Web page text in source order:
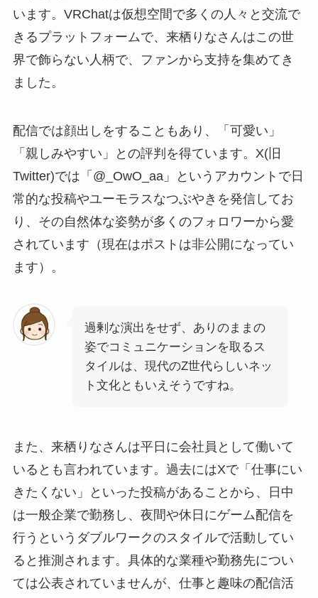
います。VRChatは仮想空間で多くの人々と交流で
きるプラットフォームで、来栖りなさんはこの世
界で飾らない人柄で、ファンから支持を集めてき
ました。
配信では顔出しをすることもあり、「可愛い」
「親しみやすい」との評判を得ています。X(旧
Twitter)では「@_OwO_aa」というアカウントで日
常的な投稿やユーモラスなつぶやきを発信してお
り、その自然体な姿勢が多くのフォロワーから愛
されています（現在はポストは非公開になってい
ます）。
過剰な演出をせず、ありのままの
姿でコミュニケーションを取るス
タイルは、現代のZ世代らしいネッ
ト文化ともいえそうですね。
また、来栖りなさんは平日に会社員として働いて
いるとも言われています。過去にはXで「仕事にい
きたくない」といった投稿があることから、日中
は一般企業で勤務し、夜間や休日にゲーム配信を
行うというダブルワークのスタイルで活動してい
ると推測されます。具体的な業種や勤務先につい
ては公表されていませんが、仕事と趣味の配信活